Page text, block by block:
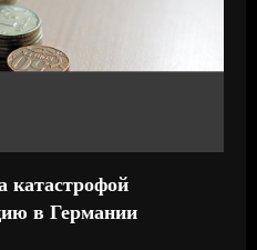
катастрофой
в Германии